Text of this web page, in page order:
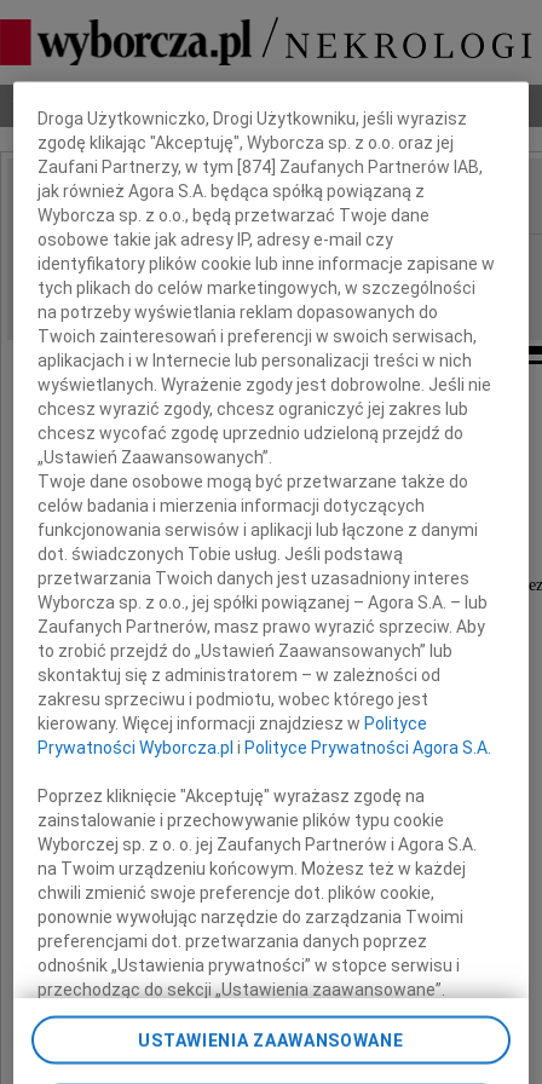
Nekrologi Odeszli Poradnik pogrzebowy
IMIĘ I NAZWISKO:
REGION: Kielce
DATA EMISJI: 30.06.2010
Pani
Krystynie Figurze
byłemu pracownikowi
Wydziału Gospodarki Nieruchomościami i
Urzędu Miasta Kielce
głębokie wyrazy współczucia
z powodu śmierci
Ojca
składają
Wojciech Lubawski
Prezydent Miasta Kielce
Dbamy o Twoją prywatność
Droga Użytkowniczko, Drogi Użytkowniku, jeśli wyrazisz
zgodę klikając "Akceptuję", Wyborcza sp. z o.o. oraz jej
Zaufani Partnerzy, w tym [874 ] Zaufanych Partnerów IAB,
jak również Agora S.A. będąca spółką powiązaną z
Wyborcza sp. z o.o., będą przetwarzać Twoje dane
osobowe takie jak adresy IP, adresy e-mail czy
identyfikatory plików cookie lub inne informacje zapisane w
tych plikach do celów marketingowych, w szczególności
na potrzeby wyświetlania reklam dopasowanych do
Twoich zainteresowań i preferencji w swoich serwisach,
aplikacjach i w Internecie lub personalizacji treści w nich
wyświetlanych. Wyrażenie zgody jest dobrowolne. Jeśli nie
chcesz wyrazić zgody, chcesz ograniczyć jej zakres lub
chcesz wycofać zgodę uprzednio udzieloną przejdź do
„Ustawień Zaawansowanych”.
Twoje dane osobowe mogą być przetwarzane także do
celów badania i mierzenia informacji dotyczących
funkcjonowania serwisów i aplikacji lub łączone z danymi
dot. świadczonych Tobie usług. Jeśli podstawą
przetwarzania Twoich danych jest uzasadniony interes
Wyborcza sp. z o.o., jej spółki powiązanej – Agora S.A. – lub
Zaufanych Partnerów, masz prawo wyrazić sprzeciw. Aby
to zrobić przejdź do „Ustawień Zaawansowanych” lub
skontaktuj się z administratorem – w zależności od
zakresu sprzeciwu i podmiotu, wobec którego jest
kierowany. Więcej informacji znajdziesz w Polityce
Prywatności Wyborcza.pl i Polityce Prywatności Agora S.A.
Poprzez kliknięcie "Akceptuję" wyrażasz zgodę na
zainstalowanie i przechowywanie plików typu cookie
Wyborczej sp. z o. o. jej Zaufanych Partnerów i Agora S.A.
na Twoim urządzeniu końcowym. Możesz też w każdej
chwili zmienić swoje preferencje dot. plików cookie,
ponownie wywołując narzędzie do zarządzania Twoimi
preferencjami dot. przetwarzania danych poprzez
odnośnik „Ustawienia prywatności” w stopce serwisu i
przechodząc do sekcji „Ustawienia zaawansowane”.
Zmiana ustawień plików cookie możliwa jest także za
pomocą ustawień przeglądarki.
USTAWIENIA ZAAWANSOWANE